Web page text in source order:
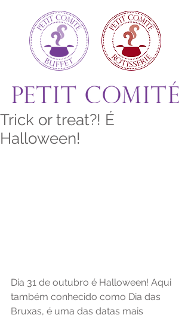
Trick or treat?! É
Halloween!
Dia 31 de outubro é Halloween! Aqui
também conhecido como Dia das
Bruxas, é uma das datas mais